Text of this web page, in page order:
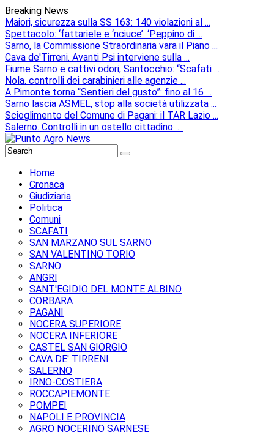
Breaking News
Maiori, sicurezza sulla SS 163: 140 violazioni al ...
Spettacolo: ‘fattariele e ‘nciuce’. ‘Peppino di ...
Sarno, la Commissione Straordinaria vara il Piano ...
Cava de'Tirreni. Avanti Psi interviene sulla ...
Fiume Sarno e cattivi odori, Santocchio: “Scafati ...
Nola. controlli dei carabinieri alle agenzie ...
A Pimonte torna “Sentieri del gusto”: fino al 16 ...
Sarno lascia ASMEL, stop alla società utilizzata ...
Scioglimento del Comune di Pagani: il TAR Lazio ...
Salerno. Controlli in un ostello cittadino: ...
Home
Cronaca
Giudiziaria
Politica
Comuni
SCAFATI
SAN MARZANO SUL SARNO
SAN VALENTINO TORIO
SARNO
ANGRI
SANT'EGIDIO DEL MONTE ALBINO
CORBARA
PAGANI
NOCERA SUPERIORE
NOCERA INFERIORE
CASTEL SAN GIORGIO
CAVA DE' TIRRENI
SALERNO
IRNO-COSTIERA
ROCCAPIEMONTE
POMPEI
NAPOLI E PROVINCIA
AGRO NOCERINO SARNESE